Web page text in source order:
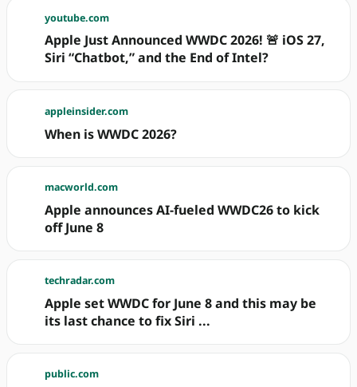
youtube.com
Apple Just Announced WWDC 2026! 🚨 iOS 27,
Siri “Chatbot,” and the End of Intel?
appleinsider.com
When is WWDC 2026?
macworld.com
Apple announces AI-fueled WWDC26 to kick
off June 8
techradar.com
Apple set WWDC for June 8 and this may be
its last chance to fix Siri ...
public.com